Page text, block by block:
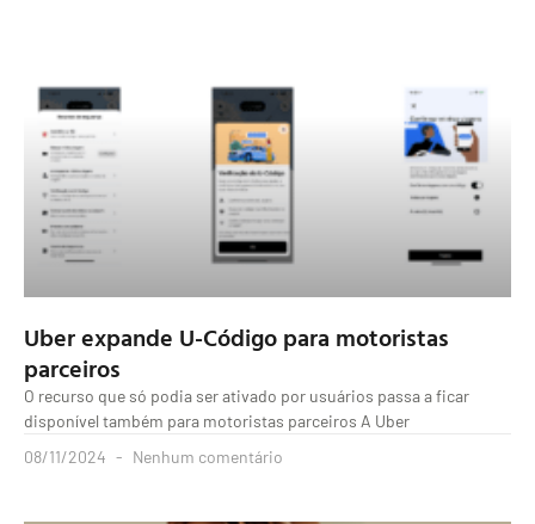
Uber expande U-Código para motoristas
parceiros
O recurso que só podia ser ativado por usuários passa a ficar
disponível também para motoristas parceiros A Uber
08/11/2024
Nenhum comentário